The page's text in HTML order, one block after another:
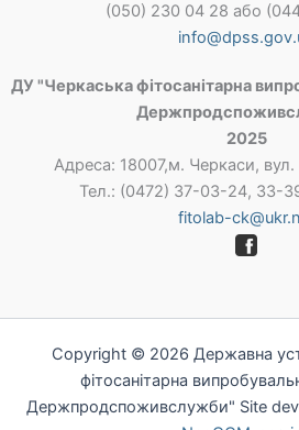
(050) 230 04 28 або
ДУ "Черкаська фітосанітарна
2025
Адреса: 18007,м. Черкаси, вул.
Тел.: (0472) 37-03-24, 33-
fitolab-
Copyright © 2026 Державна
фітосанітарна
Держпродспоживслужби" Site